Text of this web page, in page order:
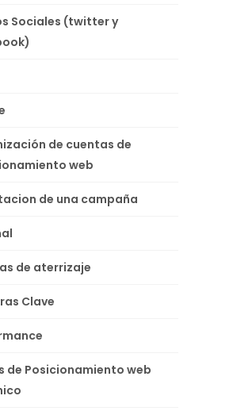
Sociales (twitter y
de cuentas de
web
de una campaña
de aterrizaje
Clave
de Posicionamiento web